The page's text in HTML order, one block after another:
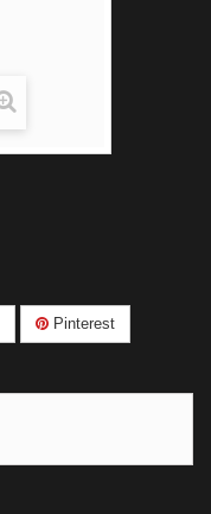
Pinterest